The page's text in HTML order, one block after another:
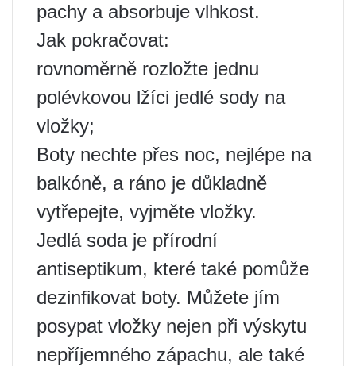
pachy a absorbuje vlhkost.
Jak pokračovat:
rovnoměrně rozložte jednu
polévkovou lžíci jedlé sody na
vložky;
Boty nechte přes noc, nejlépe na
balkóně, a ráno je důkladně
vytřepejte, vyjměte vložky.
Jedlá soda je přírodní
antiseptikum, které také pomůže
dezinfikovat boty. Můžete jím
posypat vložky nejen při výskytu
nepříjemného zápachu, ale také